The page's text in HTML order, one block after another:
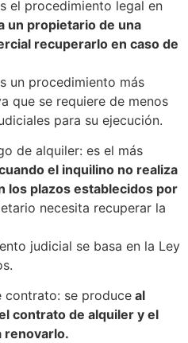
el procedimiento legal en
un propietario de una
recuperarlo en caso de
un procedimiento más
que se requiere de menos
para su ejecución.
de alquiler: es el más
el inquilino no realiza
los plazos establecidos por
necesita recuperar la
judicial se basa en la Ley
contrato: se produce al
contrato de alquiler y el
renovarlo.